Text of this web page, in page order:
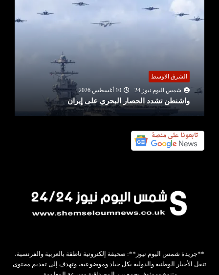
الشرق الاوسط
شمس اليوم نيوز 24
10 أغسطس 2026
واشنطن تشدد الحصار البحري على إيران
**جريدة شمس اليوم نيوز**: صحيفة إلكترونية ناطقة بالعربية والفرنسية،
تنقل الأخبار الوطنية والدولية بكل حياد وموضوعية، وتهدف إلى تقديم محتوى